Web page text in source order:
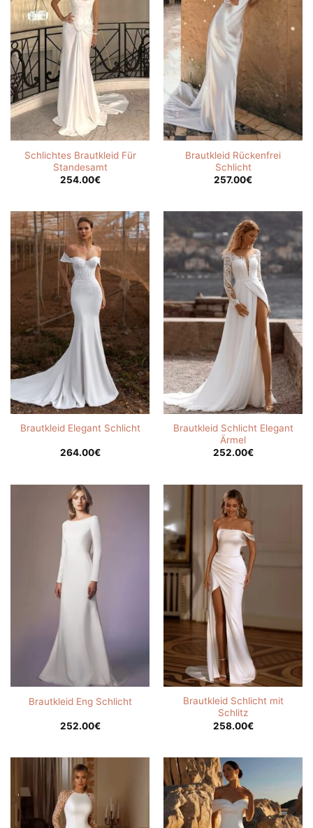
Schlichtes Brautkleid Für
Standesamt
254.00€
Brautkleid Rückenfrei
Schlicht
257.00€
Brautkleid Elegant Schlicht
264.00€
Brautkleid Schlicht Elegant
Ärmel
252.00€
Brautkleid Eng Schlicht
252.00€
Brautkleid Schlicht mit
Schlitz
258.00€